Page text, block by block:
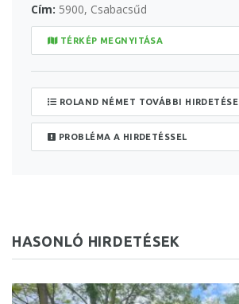
Cím: 5900, Csabacsűd
TÉRKÉP MEGNYITÁSA
ROLAND NÉMET TOVÁBBI HIRDETÉSEI
PROBLÉMA A HIRDETÉSSEL
HASONLÓ HIRDETÉSEK